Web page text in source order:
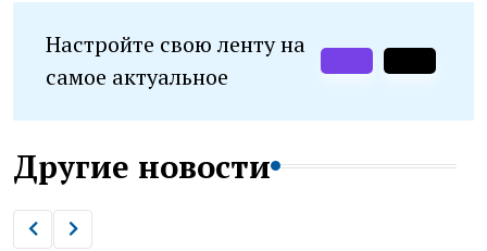
Настройте свою ленту на
самое актуальное
Другие новости